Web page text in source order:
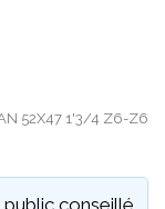
52X47 1'3/4 Z6-Z6